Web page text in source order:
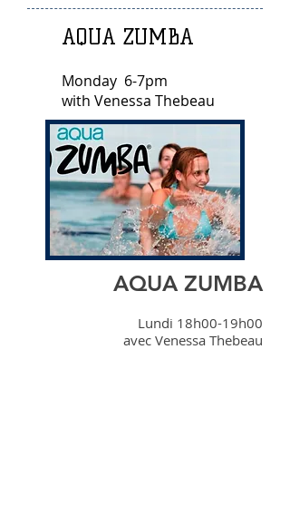
AQUA ZUMBA
Monday 6-7pm
with Venessa Thebeau
AQUA ZUMBA
Lundi 18h00-19h00
avec Venessa Thebeau